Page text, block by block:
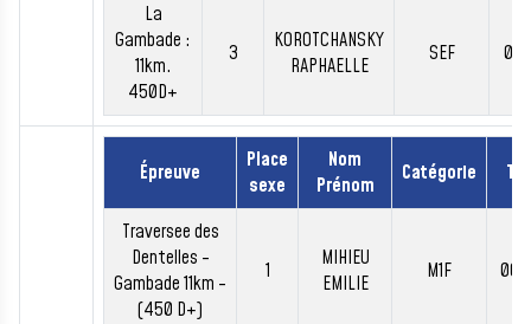
La
Gambade :
11km.
450D+
3
KOROTCHANSKY
RAPHAELLE
SEF
Épreuve
Place
sexe
Nom
Prénom
Catégorie
Traversee des
Dentelles -
Gambade 11km -
(450 D+)
1
MIHIEU
EMILIE
M1F